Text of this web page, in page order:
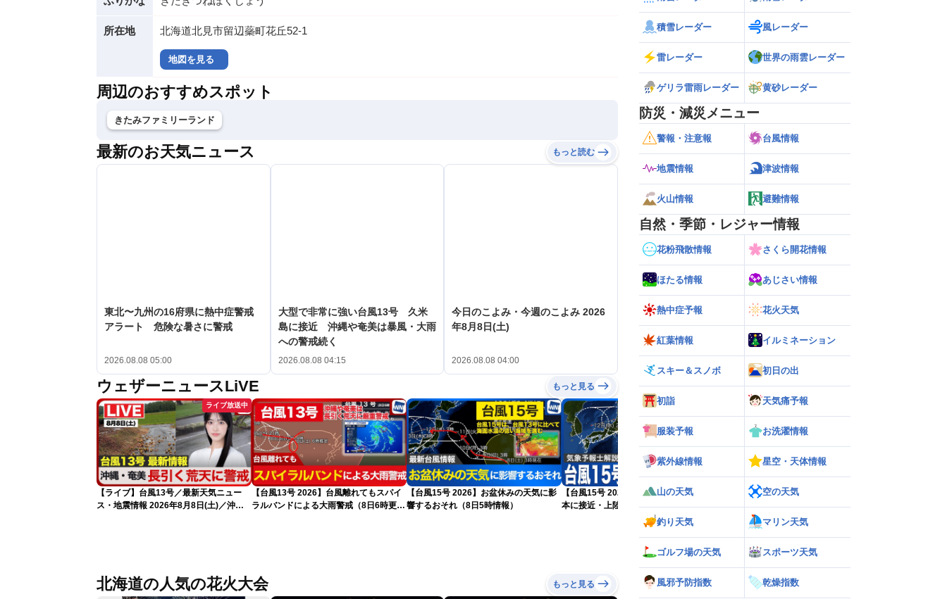
所在地 北海道北見市留辺蘂町花丘52-1
地図を見る
周辺のおすすめスポット
きたみファミリーランド
最新のお天気ニュース もっと読む
東北〜九州の16府県に熱中症警戒
アラート 危険な暑さに警戒
2026.08.08 05:00
大型で非常に強い台風13号 久米
島に接近 沖縄や奄美は暴風・大雨
への警戒続く
2026.08.08 04:15
今日のこよみ・今週のこよみ 2026
年8月8日(土)
2026.08.08 04:00
ウェザーニュースLiVE もっと見る
ライブ放送中
【ライブ】台風13号／最新天気ニュー
ス・地震情報 2026年8月8日(土)／沖
【台風13号 2026】台風離れてもスパイ
ラルバンドによる大雨警戒（8日6時更
【台風15号 2026】お盆休みの天気に影
響するおそれ（8日5時情報）
【台風15号 2026】今後の進路は？北日
本に接近・上陸する可能性も（7日22時
【台風13号 2026】雨風の影響はいつま
で続く？／ウェザーニュース気象予報士
解説（7日22時情報）
北海道の人気の花火大会 もっと見る
積雪レーダー 風レーダー
雷レーダー 世界の雨雲レーダー
ゲリラ雷雨レーダー 黄砂レーダー
防災・減災メニュー
警報・注意報 台風情報
地震情報 津波情報
火山情報 避難情報
自然・季節・レジャー情報
花粉飛散情報 さくら開花情報
ほたる情報 あじさい情報
熱中症予報 花火天気
紅葉情報 イルミネーション
スキー＆スノボ 初日の出
初詣 天気痛予報
服装予報 お洗濯情報
紫外線情報 星空・天体情報
山の天気 空の天気
釣り天気 マリン天気
ゴルフ場の天気 スポーツ天気
風邪予防指数 乾燥指数